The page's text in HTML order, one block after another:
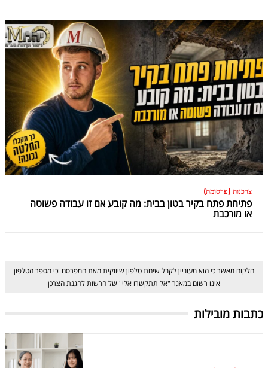
צרכנות (פרסומת)
פתיחת פתח בקיר בטון בבית: מה קובע אם זו עבודה פשוטה
או מורכבת
הלקוח מאשר כי הוא מעוניין לקבל שיחת טלפון שיווקית מאת המפרסם וכי מספר הטלפון
אינו רשום במאגר "אל תתקשרו אלי" של הרשות להגנת הצרכן
כתבות מובילות